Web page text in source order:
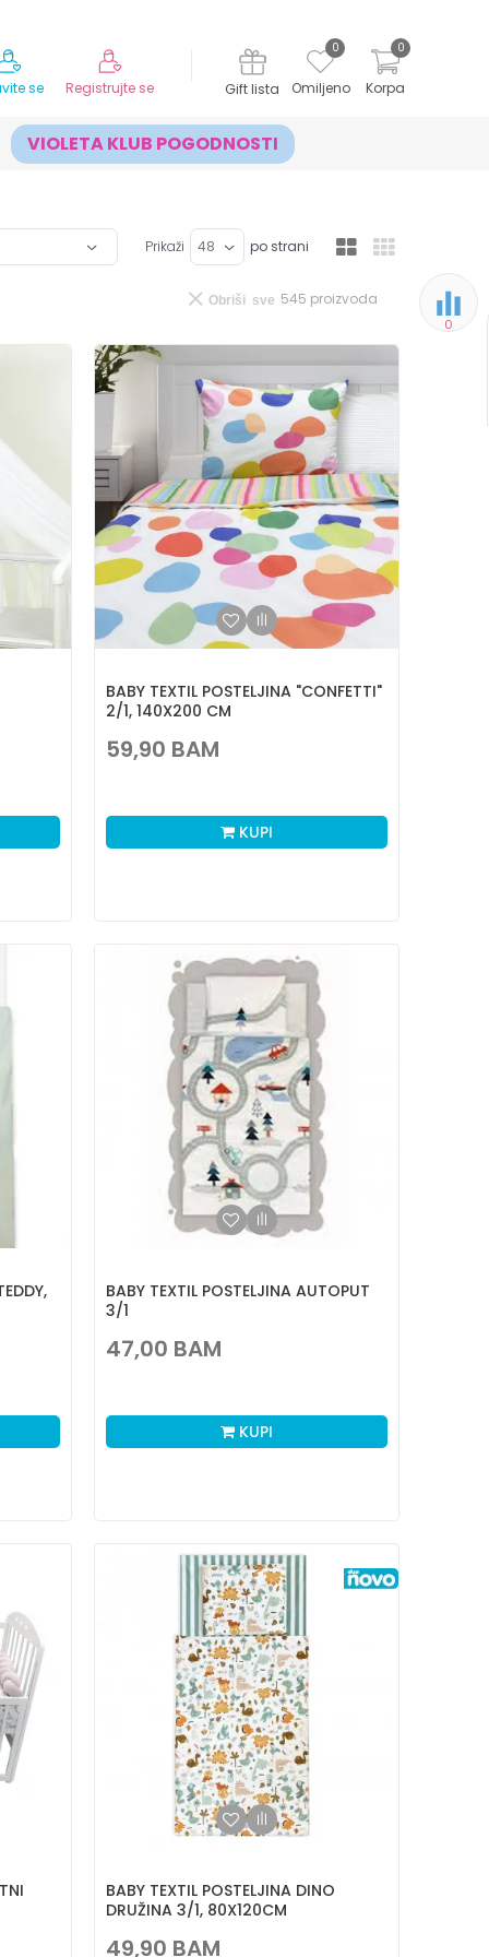
Korpa
0
Omiljeno
0
Gift lista
se Registrujte se
VIOLETA KLUB POGODNOSTI
0
Prikaži po strani
545 proizvoda
Obriši sve
BABY TEXTIL POSTELJINA "CONFETTI"
2/1, 140X200 CM
59,90 BAM
KUPI
BABY TEXTIL POSTELJINA AUTOPUT
3/1
47,00 BAM
KUPI
BABY TEXTIL POSTELJINA DINO
DRUŽINA 3/1, 80X120CM
49,90 BAM